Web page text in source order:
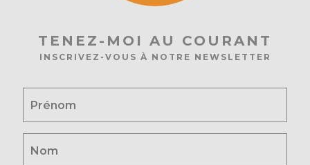
TENEZ-MOI AU COURANT
INSCRIVEZ-VOUS À NOTRE NEWSLETTER